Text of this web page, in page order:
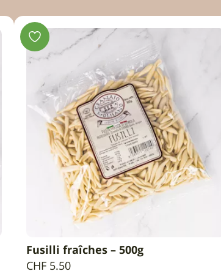
AJOUTER AU PANIER
Fusilli fraîches – 500g
CHF5.50